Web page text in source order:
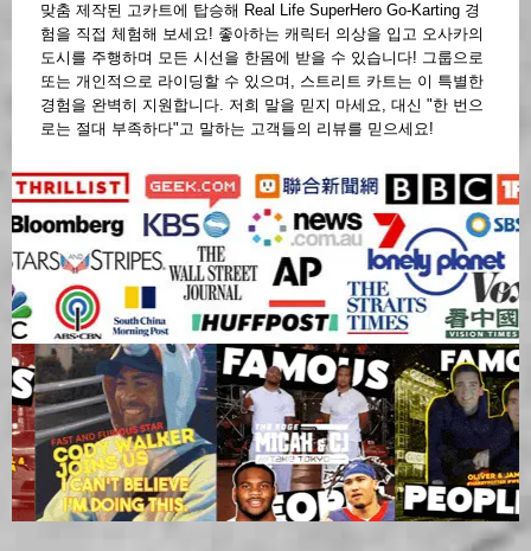
맞춤 제작된 고카트에 탑승해 Real Life SuperHero Go-Karting 경
험을 직접 체험해 보세요! 좋아하는 캐릭터 의상을 입고 오사카의
도시를 주행하며 모든 시선을 한몸에 받을 수 있습니다! 그룹으로
또는 개인적으로 라이딩할 수 있으며, 스트리트 카트는 이 특별한
경험을 완벽히 지원합니다. 저희 말을 믿지 마세요, 대신 "한 번으
로는 절대 부족하다"고 말하는 고객들의 리뷰를 믿으세요!